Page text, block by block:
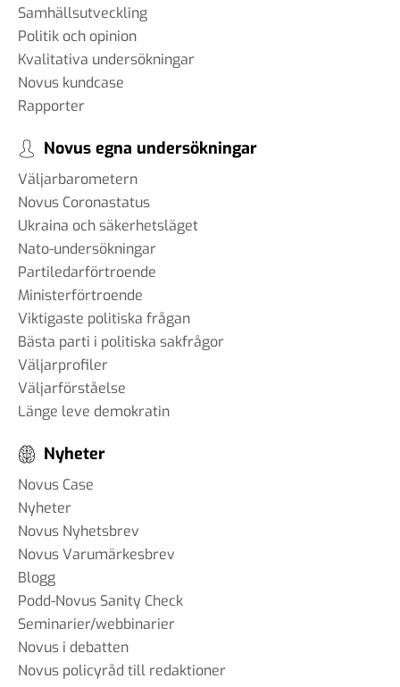
Samhällsutveckling
Politik och opinion
Kvalitativa undersökningar
Novus kundcase
Rapporter
Novus egna undersökningar
Väljarbarometern
Novus Coronastatus
Ukraina och säkerhetsläget
Nato-undersökningar
Partiledarförtroende
Ministerförtroende
Viktigaste politiska frågan
Bästa parti i politiska sakfrågor
Väljarprofiler
Väljarförståelse
Länge leve demokratin
Nyheter
Novus Case
Nyheter
Novus Nyhetsbrev
Novus Varumärkesbrev
Blogg
Podd-Novus Sanity Check
Seminarier/webbinarier
Novus i debatten
Novus policyråd till redaktioner